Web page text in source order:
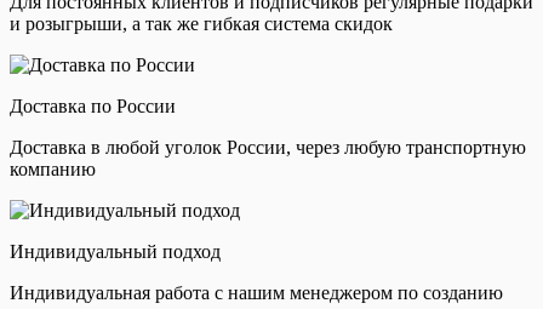
и розыгрыши, а так же гибкая система скидок
Доставка по России
Доставка в любой уголок России, через любую транспортную
компанию
Индивидуальный подход
Индивидуальная работа с нашим менеджером по созданию